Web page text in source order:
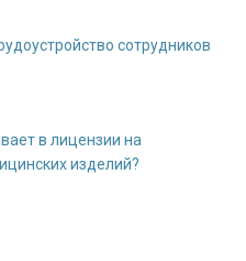
продажам
сотрудников
в лицензии на
изделий?